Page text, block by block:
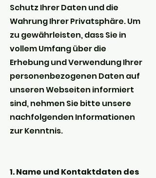
Schutz Ihrer Daten und die
Wahrung Ihrer Privatsphäre. Um
zu gewährleisten, dass Sie in
vollem Umfang über die
Erhebung und Verwendung Ihrer
personenbezogenen Daten auf
unseren Webseiten informiert
sind, nehmen Sie bitte unsere
nachfolgenden Informationen
zur Kenntnis.
1. Name und Kontaktdaten des